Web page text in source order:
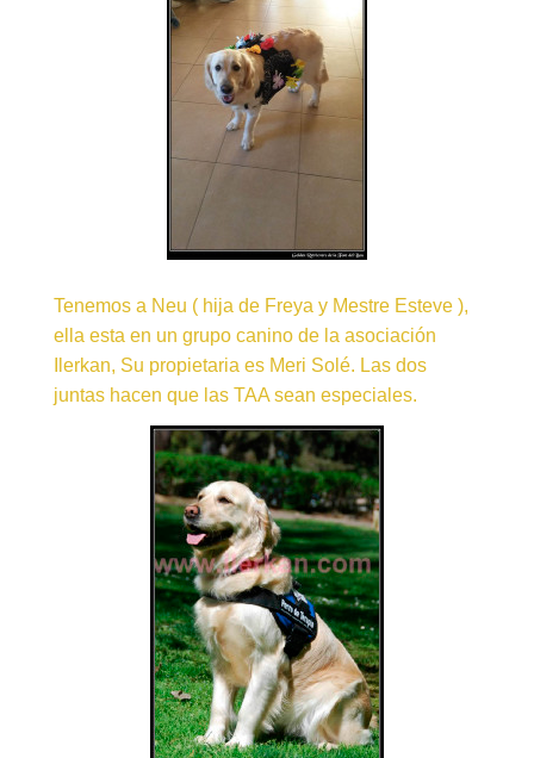
Tenemos a Neu ( hija de Freya y Mestre Esteve ),
ella esta en un grupo canino de la asociación
Ilerkan, Su propietaria es Meri Solé. Las dos
juntas hacen que las TAA sean especiales.